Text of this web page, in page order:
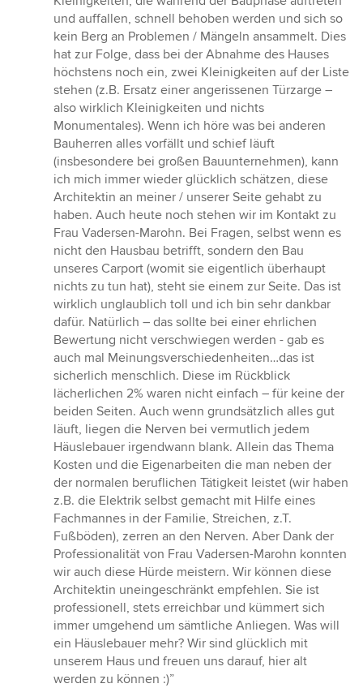
und auffallen, schnell behoben werden und sich so
kein Berg an Problemen / Mängeln ansammelt. Dies
hat zur Folge, dass bei der Abnahme des Hauses
höchstens noch ein, zwei Kleinigkeiten auf der Liste
stehen (z.B. Ersatz einer angerissenen Türzarge –
also wirklich Kleinigkeiten und nichts
Monumentales). Wenn ich höre was bei anderen
Bauherren alles vorfällt und schief läuft
(insbesondere bei großen Bauunternehmen), kann
ich mich immer wieder glücklich schätzen, diese
Architektin an meiner / unserer Seite gehabt zu
haben. Auch heute noch stehen wir im Kontakt zu
Frau Vadersen-Marohn. Bei Fragen, selbst wenn es
nicht den Hausbau betrifft, sondern den Bau
unseres Carport (womit sie eigentlich überhaupt
nichts zu tun hat), steht sie einem zur Seite. Das ist
wirklich unglaublich toll und ich bin sehr dankbar
dafür. Natürlich – das sollte bei einer ehrlichen
Bewertung nicht verschwiegen werden - gab es
auch mal Meinungsverschiedenheiten…das ist
sicherlich menschlich. Diese im Rückblick
lächerlichen 2% waren nicht einfach – für keine der
beiden Seiten. Auch wenn grundsätzlich alles gut
läuft, liegen die Nerven bei vermutlich jedem
Häuslebauer irgendwann blank. Allein das Thema
Kosten und die Eigenarbeiten die man neben der
der normalen beruflichen Tätigkeit leistet (wir haben
z.B. die Elektrik selbst gemacht mit Hilfe eines
Fachmannes in der Familie, Streichen, z.T.
Fußböden), zerren an den Nerven. Aber Dank der
Professionalität von Frau Vadersen-Marohn konnten
wir auch diese Hürde meistern. Wir können diese
Architektin uneingeschränkt empfehlen. Sie ist
professionell, stets erreichbar und kümmert sich
immer umgehend um sämtliche Anliegen. Was will
ein Häuslebauer mehr? Wir sind glücklich mit
unserem Haus und freuen uns darauf, hier alt
werden zu können :)”